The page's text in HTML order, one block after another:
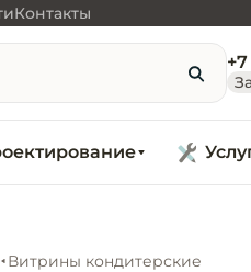
Контакты
Витрины кондитерские